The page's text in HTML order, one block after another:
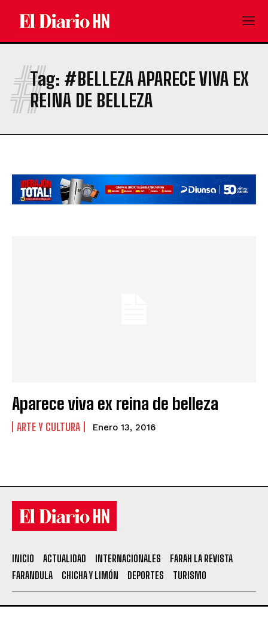
Tag: #BELLEZA APARECE VIVA EX
REINA DE BELLEZA
#
Aparece viva ex reina de belleza
ARTE Y CULTURA Enero 13, 2016
INICIO ACTUALIDAD INTERNACIONALES
FARAH LA REVISTA
FARANDULA
CHICHA Y LIMÓN DEPORTES TURISMO